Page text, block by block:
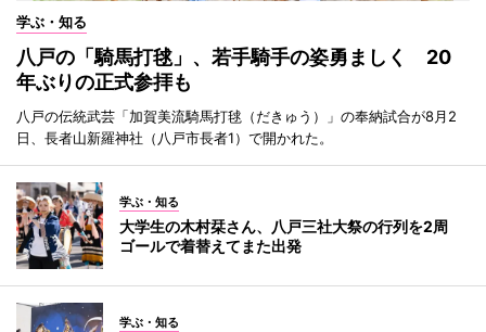
学ぶ・知る
八戸の「騎馬打毬」、若手騎手の姿勇ましく 20
年ぶりの正式参拝も
八戸の伝統武芸「加賀美流騎馬打毬（だきゅう）」の奉納試合が8月2
日、長者山新羅神社（八戸市長者1）で開かれた。
学ぶ・知る
大学生の木村栞さん、八戸三社大祭の行列を2周
ゴールで着替えてまた出発
学ぶ・知る